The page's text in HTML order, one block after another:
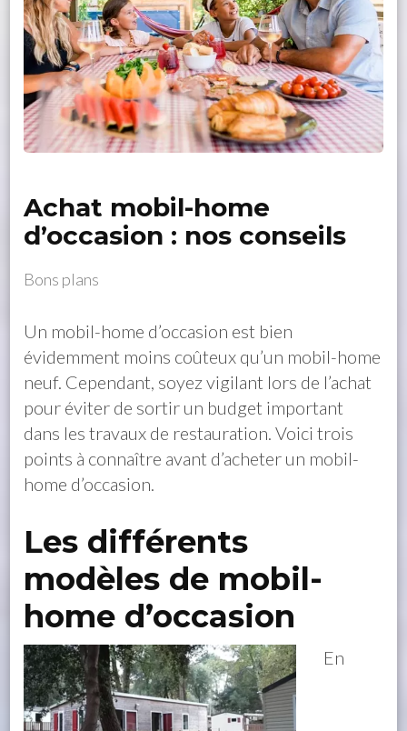
Achat mobil-home
d’occasion : nos conseils
Bons plans
Un mobil-home d’occasion est bien
évidemment moins coûteux qu’un mobil-home
neuf. Cependant, soyez vigilant lors de l’achat
pour éviter de sortir un budget important
dans les travaux de restauration. Voici trois
points à connaître avant d’acheter un mobil-
home d’occasion.
Les différents
modèles de mobil-
home d’occasion
En